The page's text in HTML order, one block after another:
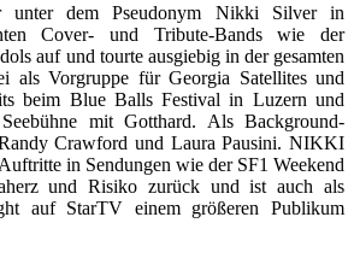
unter dem Pseudonym Nikki Silver in
Cover- und Tribute-Bands wie der
auf und tourte ausgiebig in der gesamten
als Vorgruppe für Georgia Satellites und
beim Blue Balls Festival in Luzern und
mit Gotthard. Als Background-
Crawford und Laura Pausini. NIKKI
in Sendungen wie der SF1 Weekend
und Risiko zurück und ist auch als
auf StarTV einem größeren Publikum